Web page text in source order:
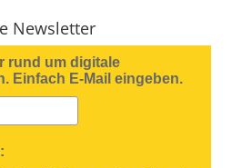
Newsletter
rund um digitale
Einfach E-Mail eingeben.